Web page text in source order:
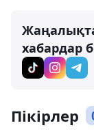
хабардар
Пікірлер